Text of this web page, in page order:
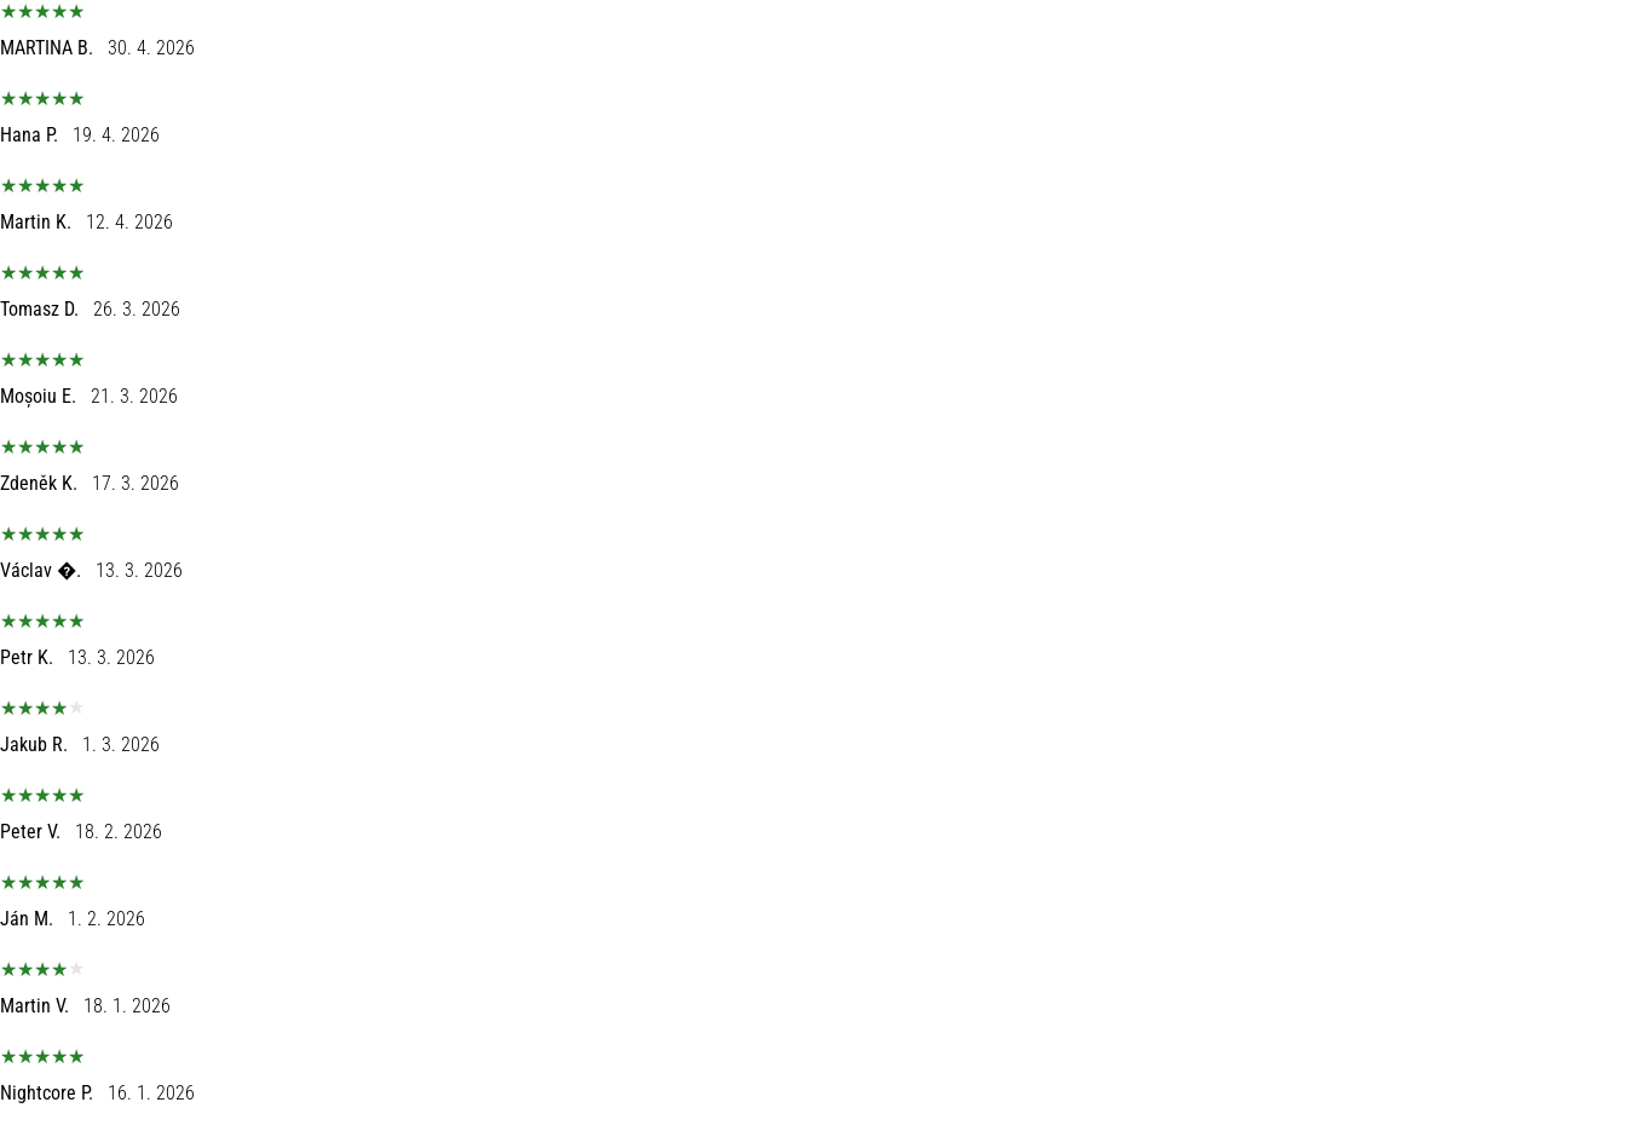
MARTINA B. 30. 4. 2026
Hana P. 19. 4. 2026
Martin K. 12. 4. 2026
Tomasz D. 26. 3. 2026
Moșoiu E. 21. 3. 2026
Zdeněk K. 17. 3. 2026
Václav �. 13. 3. 2026
Petr K. 13. 3. 2026
Jakub R. 1. 3. 2026
Peter V. 18. 2. 2026
Ján M. 1. 2. 2026
Martin V. 18. 1. 2026
Nightcore P. 16. 1. 2026